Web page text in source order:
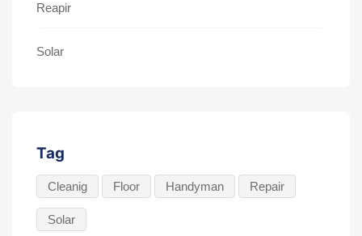
Reapir
Solar
Tag
Cleanig Floor Handyman Repair
Solar